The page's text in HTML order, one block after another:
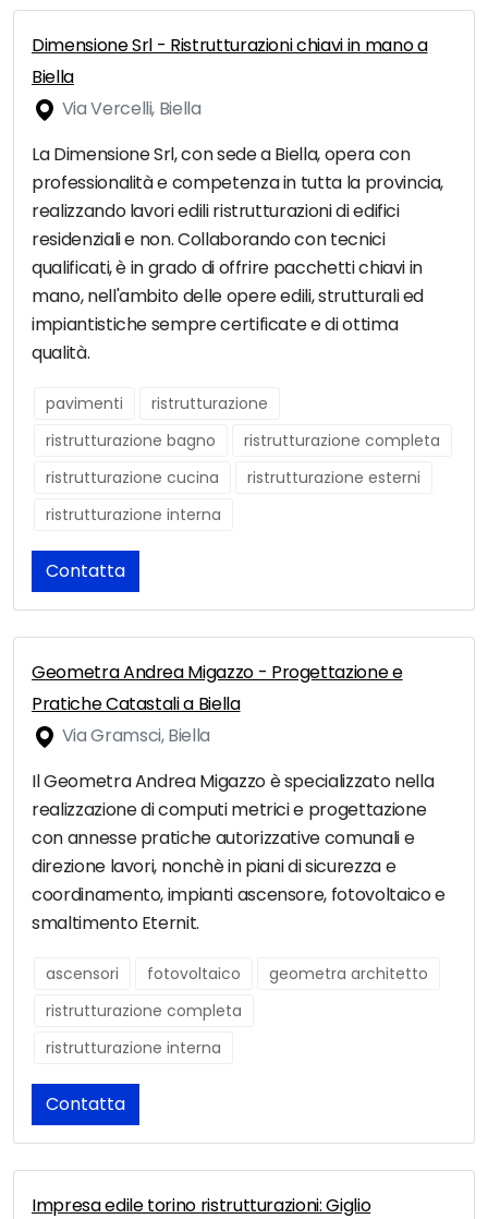
Dimensione Srl - Ristrutturazioni chiavi in mano a
Biella
Via Vercelli, Biella
La Dimensione Srl, con sede a Biella, opera con
professionalità e competenza in tutta la provincia,
realizzando lavori edili ristrutturazioni di edifici
residenziali e non. Collaborando con tecnici
qualificati, è in grado di offrire pacchetti chiavi in
mano, nell'ambito delle opere edili, strutturali ed
impiantistiche sempre certificate e di ottima
qualità.
pavimenti
ristrutturazione
ristrutturazione bagno
ristrutturazione completa
ristrutturazione cucina
ristrutturazione esterni
ristrutturazione interna
Contatta
Geometra Andrea Migazzo - Progettazione e
Pratiche Catastali a Biella
Via Gramsci, Biella
Il Geometra Andrea Migazzo è specializzato nella
realizzazione di computi metrici e progettazione
con annesse pratiche autorizzative comunali e
direzione lavori, nonchè in piani di sicurezza e
coordinamento, impianti ascensore, fotovoltaico e
smaltimento Eternit.
ascensori fotovoltaico
geometra architetto
ristrutturazione completa
ristrutturazione interna
Contatta
Impresa edile torino ristrutturazioni: Giglio